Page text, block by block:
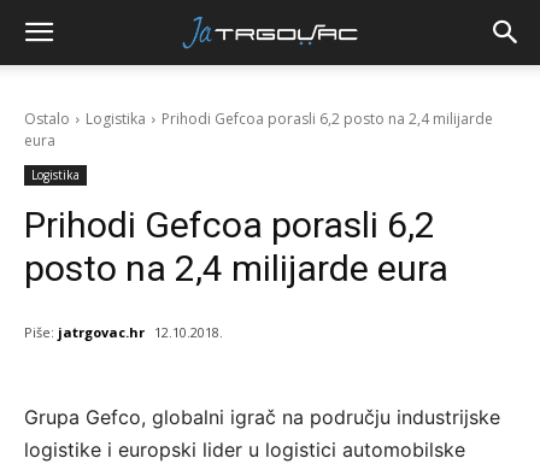
Ostalo Logistika
Prihodi Gefcoa porasli 6,2 posto na 2,4 milijarde
eura
Logistika
Prihodi Gefcoa porasli 6,2
posto na 2,4 milijarde eura
Piše: jatrgovac.hr 12.10.2018.
Grupa Gefco, globalni igrač na području industrijske
logistike i europski lider u logistici automobilske